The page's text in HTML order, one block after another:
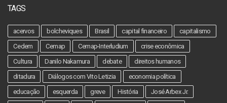
TAGS
acervos bolcheviques Brasil capital financeiro
capitalismo
Cedem
Cemap Cemap-Interludium
crise econômica
Cultura
Danilo Nakamura debate
direitos humanos
ditadura
Diálogos com Vito Letizia
economia política
educação
esquerda greve História José Arbex Jr.